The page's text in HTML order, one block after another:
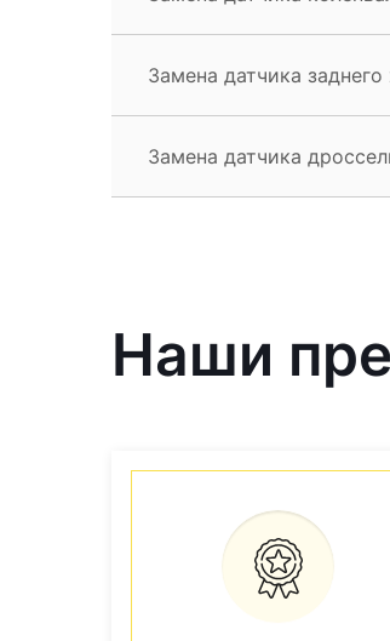
Замена датчика
Замена датчика
Наши